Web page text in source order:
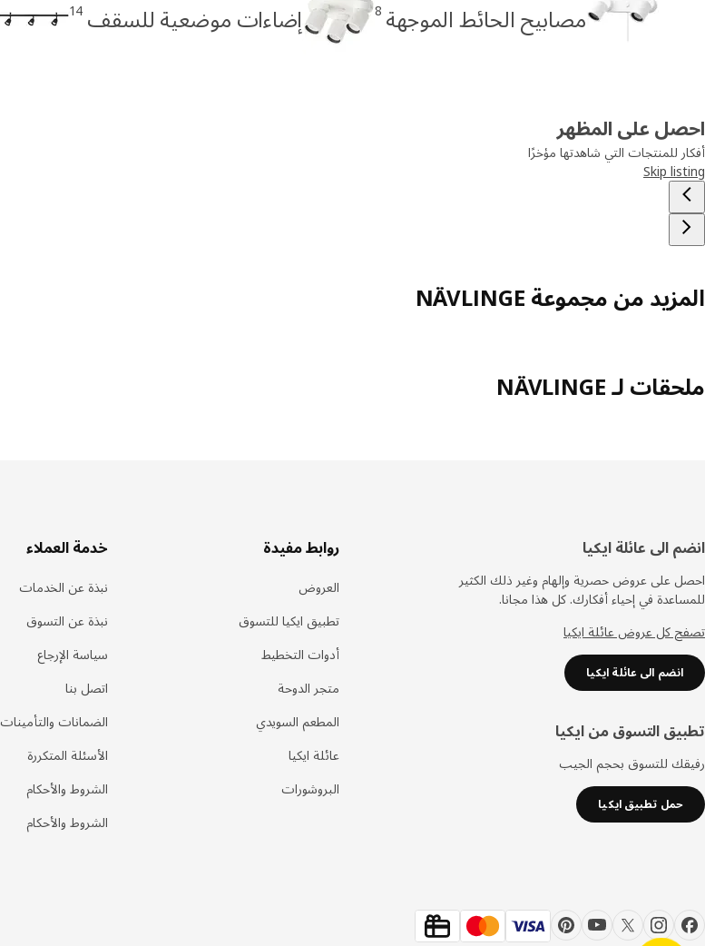
مصابيح الحائط الموجهة 8 إضاءات موضعية للسقف 14
احصل على المظهر
أفكار للمنتجات التي شاهدتها مؤخرًا
Skip listing
المزيد من مجموعة NÄVLINGE
ملحقات لـ NÄVLINGE
أسفل
الصفحة
انضم الى عائلة ايكيا
احصل على عروض حصرية وإلهام وغير ذلك الكثير
للمساعدة في إحياء أفكارك. كل هذا مجانا.
تصفح كل عروض عائلة ايكيا
انضم الى عائلة ايكيا
تطبيق التسوق من ايكيا
رفيقك للتسوق بحجم الجيب
حمل تطبيق ايكيا
روابط مفيدة
العروض
تطبيق ايكيا للتسوق
أدوات التخطيط
متجر الدوحة
المطعم السويدي
عائلة ايكيا
البروشورات
خدمة العملاء
نبذة عن الخدمات
نبذة عن التسوق
سياسة الإرجاع
اتصل بنا
الضمانات والتأمينات
الأسئلة المتكررة
الشروط والأحكام
الشروط والأحكام